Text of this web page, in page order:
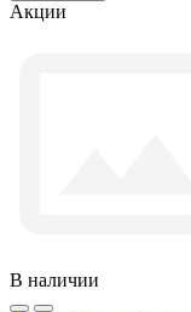
Акции
В наличии